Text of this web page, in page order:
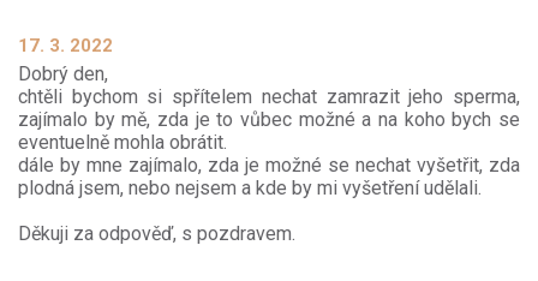
17. 3. 2022
Dobrý den,
chtěli bychom si spřítelem nechat zamrazit jeho sperma,
zajímalo by mě, zda je to vůbec možné a na koho bych se
eventuelně mohla obrátit.
dále by mne zajímalo, zda je možné se nechat vyšetřit, zda
plodná jsem, nebo nejsem a kde by mi vyšetření udělali.
Děkuji za odpověď, s pozdravem.